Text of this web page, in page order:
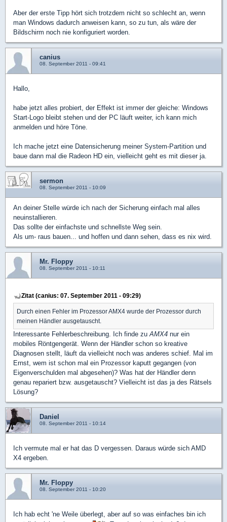
Aber der erste Tipp hört sich trotzdem nicht so schlecht an, wenn
man Windows dadurch anweisen kann, so zu tun, als wäre der
Bildschirm noch nie konfiguriert worden.
canius
08. September 2011 - 09:41
Hallo,
habe jetzt alles probiert, der Effekt ist immer der gleiche: Windows
Start-Logo bleibt stehen und der PC läuft weiter, ich kann mich
anmelden und höre Töne.
Ich mache jetzt eine Datensicherung meiner System-Partition und
baue dann mal die Radeon HD ein, vielleicht geht es mit dieser ja.
sermon
08. September 2011 - 10:09
An deiner Stelle würde ich nach der Sicherung einfach mal alles
neuinstallieren.
Das sollte der einfachste und schnellste Weg sein.
Als um- raus bauen... und hoffen und dann sehen, dass es nix wird.
Mr. Floppy
08. September 2011 - 10:11
Zitat (canius: 07. September 2011 - 09:29)
Durch einen Fehler im Prozessor AMX4 wurde der Prozessor durch
meinen Händler ausgetauscht.
Interessante Fehlerbeschreibung. Ich finde zu AMX4 nur ein
mobiles Röntgengerät. Wenn der Händler schon so kreative
Diagnosen stellt, läuft da vielleicht noch was anderes schief. Mal im
Ernst, wem ist schon mal ein Prozessor kaputt gegangen (von
Eigenverschulden mal abgesehen)? Was hat der Händler denn
genau repariert bzw. ausgetauscht? Vielleicht ist das ja des Rätsels
Lösung?
Daniel
08. September 2011 - 10:14
Ich vermute mal er hat das D vergessen. Daraus würde sich AMD
X4 ergeben.
Mr. Floppy
08. September 2011 - 10:20
Ich hab echt 'ne Weile überlegt, aber auf so was einfaches bin ich